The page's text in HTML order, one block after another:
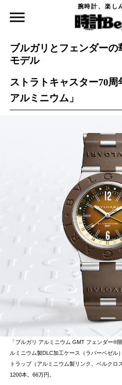
腕時計、楽し
ブルガリとフ
ブルガリとフェンダー
モデル
ストラトキャスター70周
アルミニウム」
「ブルガリ アルミニウム GMT フェンダー®️
ルミニウム製DLC加工ケース（ラバーベゼル
トラップ（アルミニウム製リンク、ベルクロ
1200本。66万円。